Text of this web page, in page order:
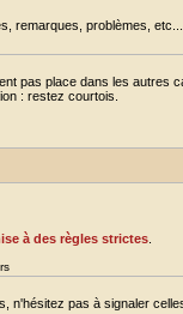
remarques, problèmes,
pas place dans les autres
: restez courtois.
à des règles strictes
n'hésitez pas à signaler